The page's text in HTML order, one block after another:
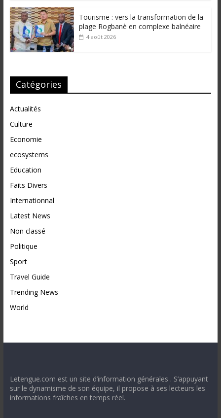
Tourisme : vers la transformation de la
plage Rogbanè en complexe balnéaire
4 août 2026
Catégories
Actualités
Culture
Economie
ecosystems
Education
Faits Divers
Internationnal
Latest News
Non classé
Politique
Sport
Travel Guide
Trending News
World
Letengue.com est un site d’information générales . S’appuyant
sur le dynamisme de son équipe, il propose à ses lecteurs les
informations fraîches en temps réel.